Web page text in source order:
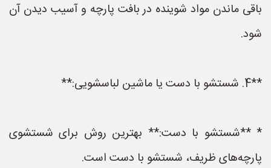
باقی ماندن مواد شوینده در بافت پارچه و آسیب دیدن آن
شود.
**4. شستشو با دست یا ماشین لباسشویی:**
* **شستشو با دست:** بهترین روش برای شستشوی
پارچه‌های ظریف، شستشو با دست است.